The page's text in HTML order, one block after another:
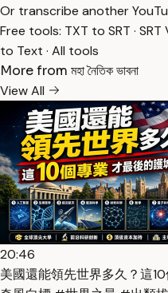
Or transcribe another
Free tools: TXT to SRT · SRT
to Text · All tools
More from মহা নৈতিক ভাবনা
View All
20:46
美國還能領先世界多久？這